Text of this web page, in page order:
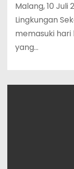
Malang, 10 Juli
Lingkungan
memasuki
yang…